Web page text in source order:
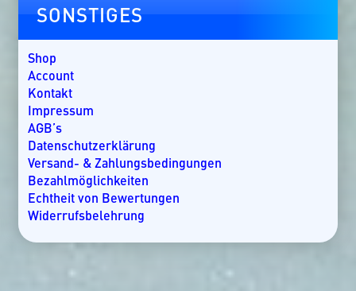
Kap Verde
Kenia
Kroatien
Kuba
Lakkadiven
Madagaskar
Malaysia
Malediven
Mallorca
Marokko
Mauritius
Mexiko
Namibia
Norwegen
SONSTIGES
Shop
Account
Kontakt
Impressum
AGB’s
Datenschutzerklärung
Versand- & Zahlungsbedingungen
Bezahlmöglichkeiten
Echtheit von Bewertungen
Widerrufsbelehrung